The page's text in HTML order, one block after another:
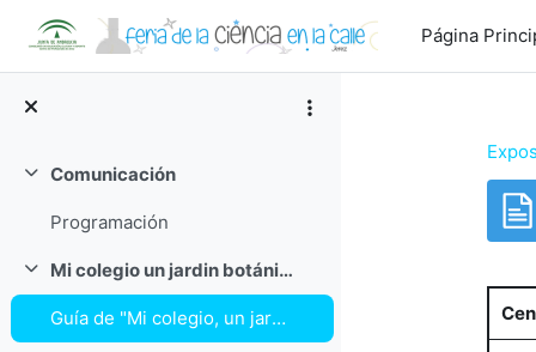
Página
Colapsar
Comunicación
Programación
Colapsar Mi colegio un jardin botánico
Guía de "Mi colegio, un jardín botánico"